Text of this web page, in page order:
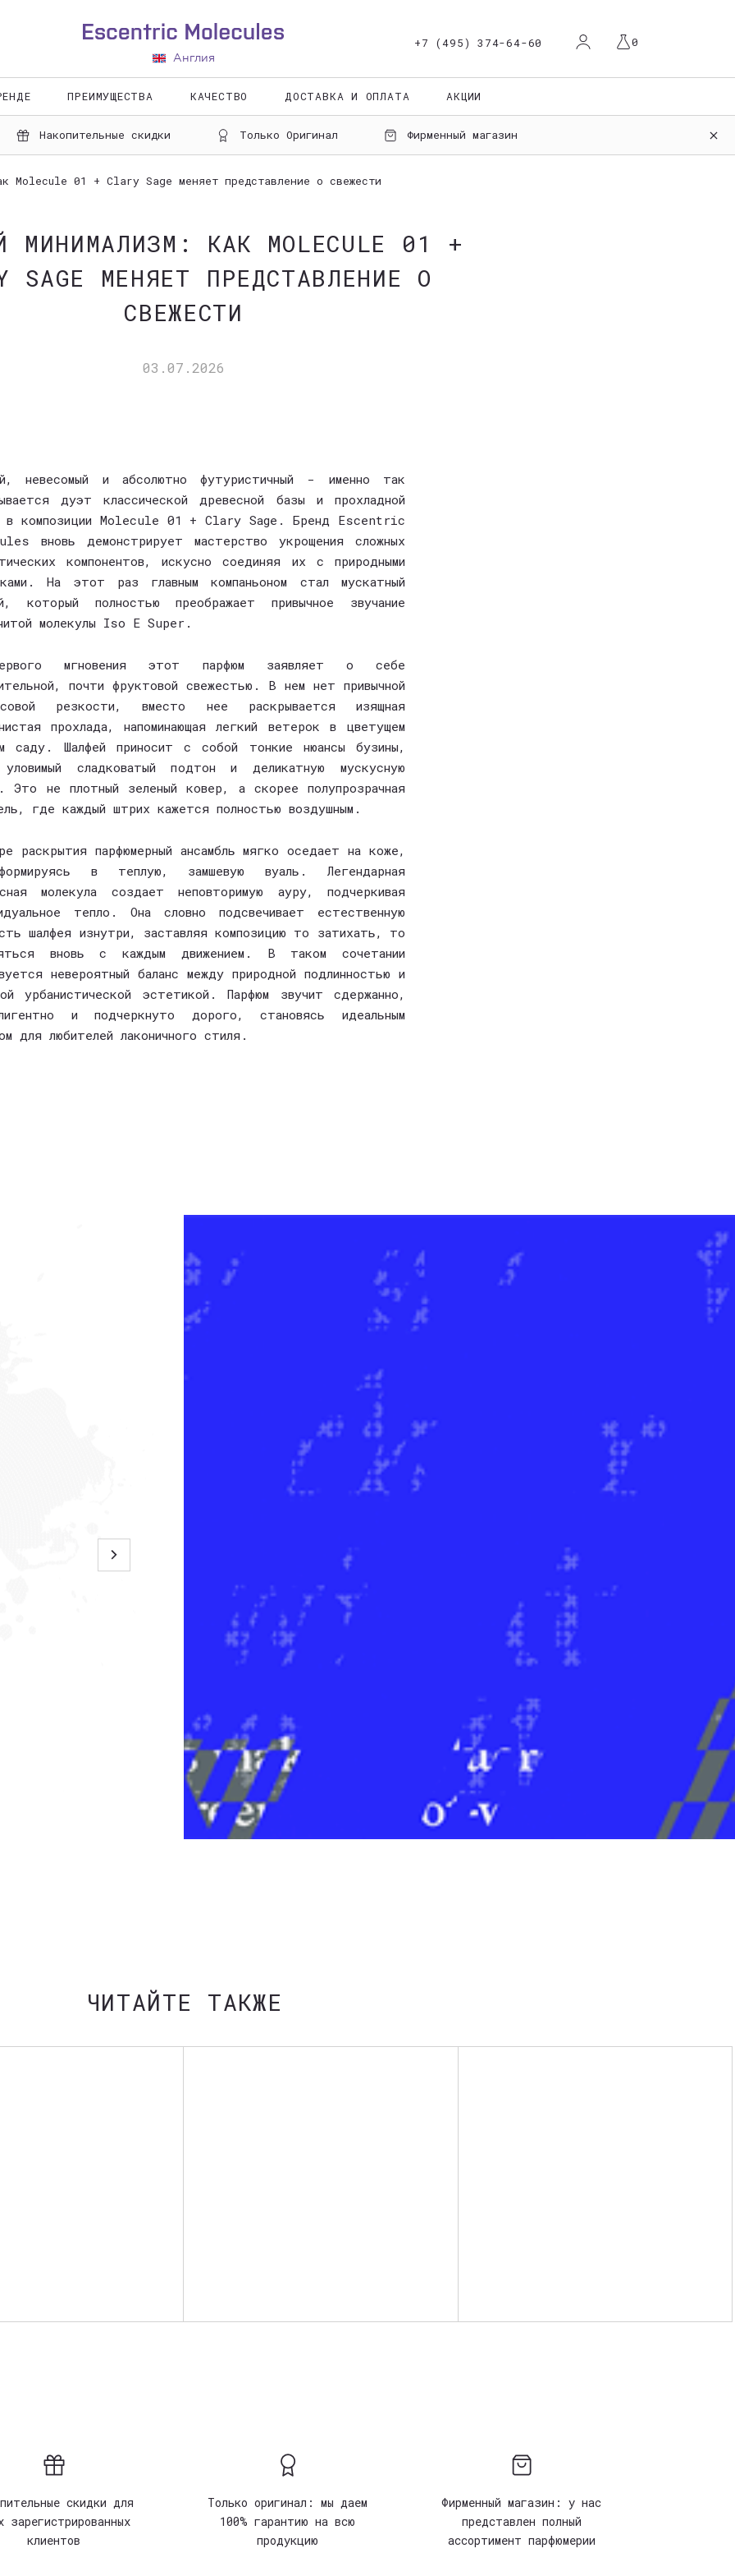
Англия
+7 (495) 374-64-60
ЛИЧНЫЙ КАБИНЕТ
Вход
Регистрация
0
ВАША КОРЗИНА ПУСТА
ПРЕИМУЩЕСТВА КАЧЕСТВО ДОСТАВКА И ОПЛАТА АКЦИИ
Накопительные скидки Только Оригинал Фирменный магазин
Molecule 01 + Clary Sage меняет представление о свежести
МИНИМАЛИЗМ: КАК MOLECULE 01 +
SAGE МЕНЯЕТ ПРЕДСТАВЛЕНИЕ О
СВЕЖЕСТИ
03.07.2026
невесомый и абсолютно футуристичный - именно так
дуэт классической древесной базы и прохладной
в композиции Molecule 01 + Clary Sage . Бренд Escentric
вновь демонстрирует мастерство укрощения сложных
компонентов, искусно соединяя их с природными
На этот раз главным компаньоном стал мускатный
который полностью преображает привычное звучание
молекулы Iso E Super.
мгновения этот парфюм заявляет о себе
почти фруктовой свежестью. В нем нет привычной
резкости, вместо нее раскрывается изящная
прохлада, напоминающая легкий ветерок в цветущем
саду. Шалфей приносит с собой тонкие нюансы бузины,
сладковатый подтон и деликатную мускусную
Это не плотный зеленый ковер, а скорее полупрозрачная
где каждый штрих кажется полностью воздушным.
раскрытия парфюмерный ансамбль мягко оседает на коже,
в теплую, замшевую вуаль. Легендарная
молекула создает неповторимую ауру, подчеркивая
тепло. Она словно подсвечивает естественную
шалфея изнутри, заставляя композицию то затихать, то
вновь с каждым движением. В таком сочетании
невероятный баланс между природной подлинностью и
урбанистической эстетикой. Парфюм звучит сдержанно,
и подчеркнуто дорого, становясь идеальным
для любителей лаконичного стиля.
ЧИТАЙТЕ ТАКЖЕ
скидки для
зарегистрированных
клиентов
Только оригинал: мы даем
100% гарантию на всю
продукцию
Фирменный магазин: у нас
представлен полный
ассортимент парфюмерии